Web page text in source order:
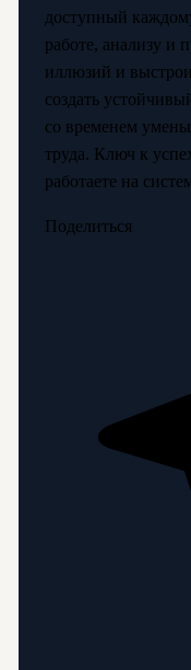
доступный
работе, анализу и
иллюзий и
создать
со временем
труда. Ключ к
работаете на
Поделиться